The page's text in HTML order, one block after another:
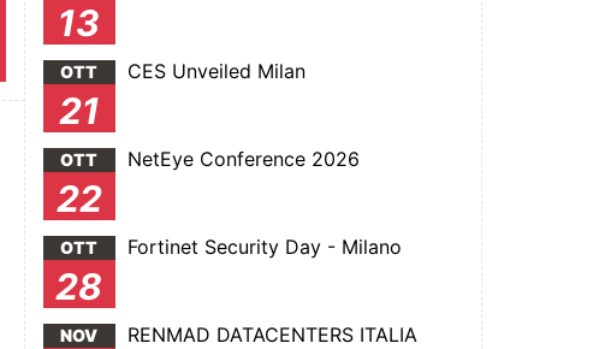
13
OTT
21
CES Unveiled Milan
OTT
22
NetEye Conference 2026
OTT
28
Fortinet Security Day - Milano
NOV
RENMAD DATACENTERS ITALIA